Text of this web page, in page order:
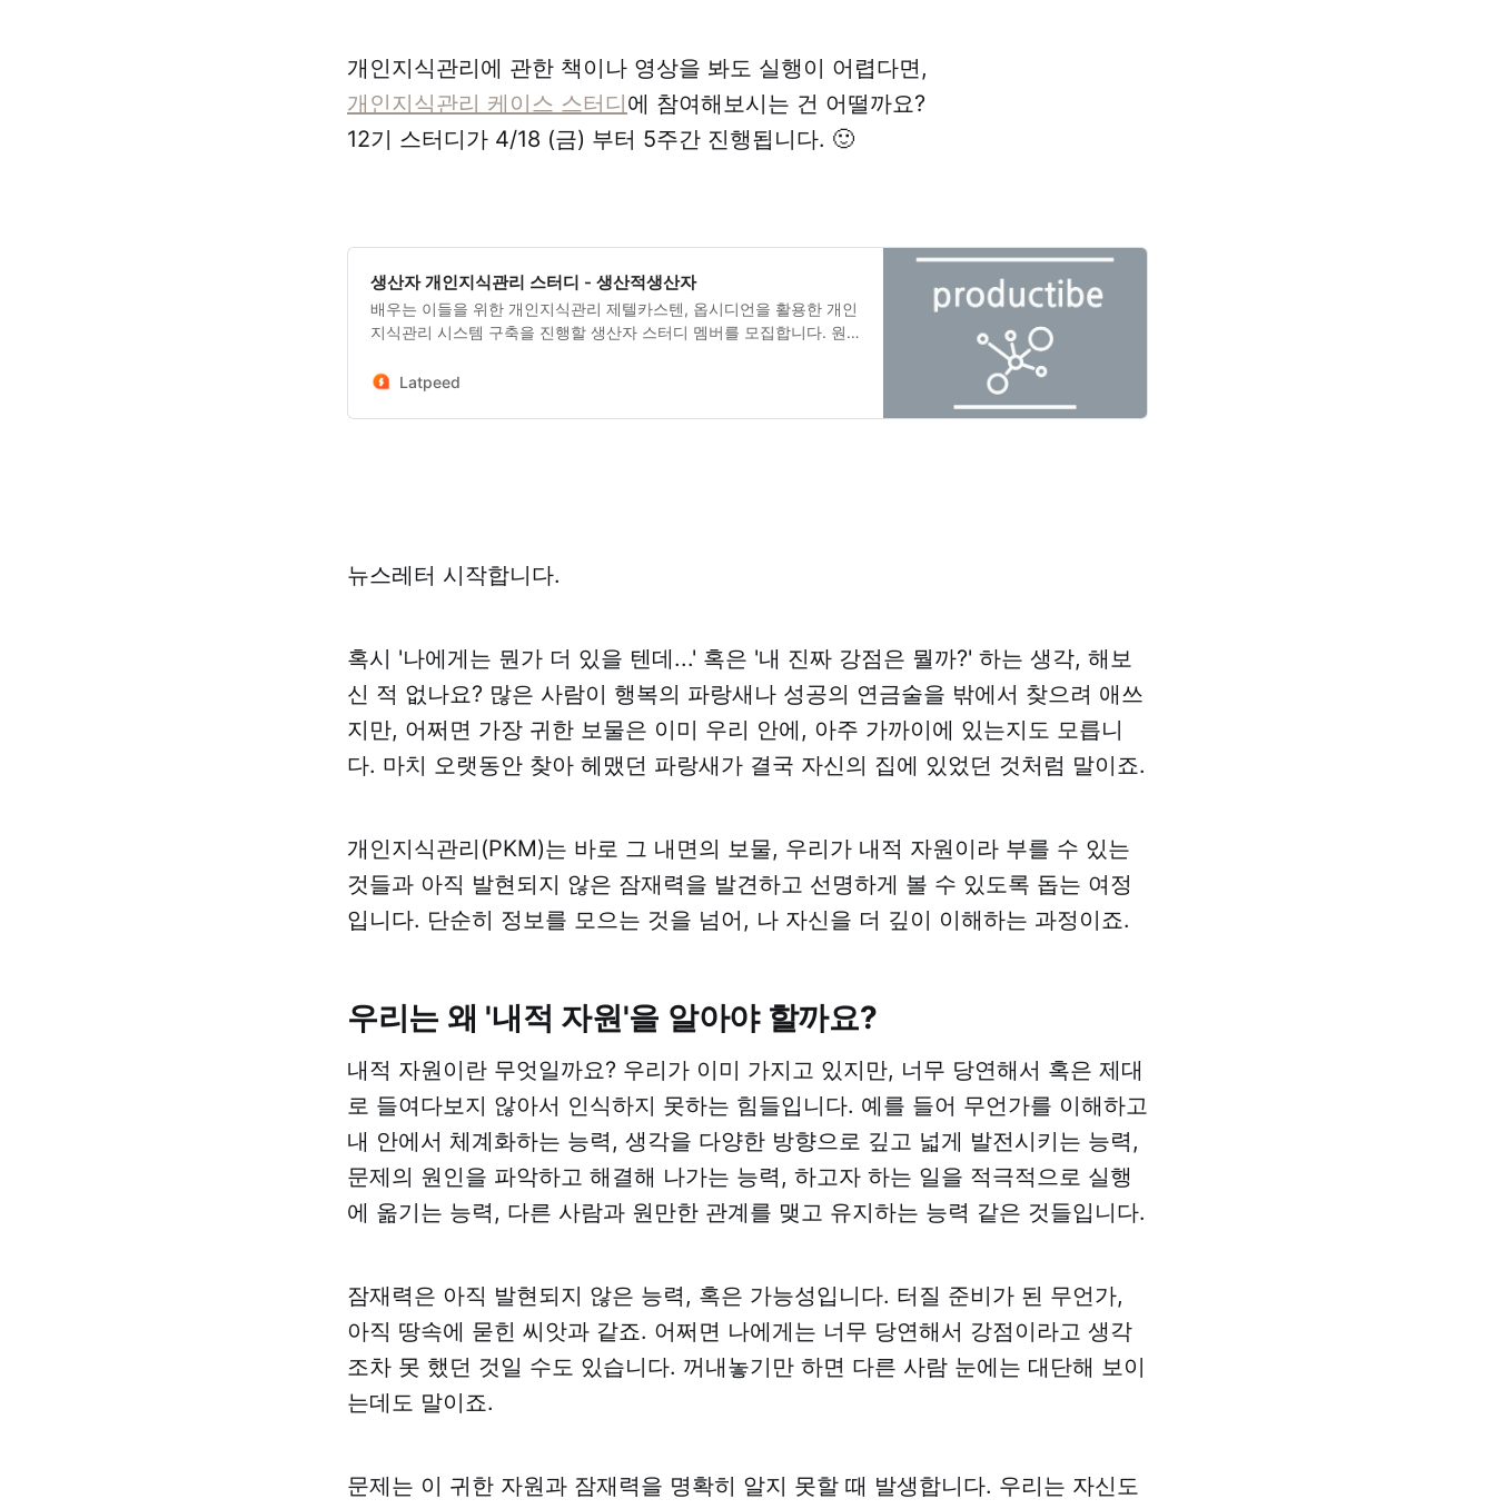
개인지식관리에 관한 책이나 영상을 봐도 실행이 어렵다면,
개인지식관리 케이스 스터디에 참여해보시는 건 어떨까요?
12기 스터디가 4/18 (금) 부터 5주간 진행됩니다. 🙂
생산자 개인지식관리 스터디 - 생산적생산자
배우는 이들을 위한 개인지식관리 제텔카스텐, 옵시디언을 활용한 개인
지식관리 시스템 구축을 진행할 생산자 스터디 멤버를 모집합니다. 원
만들어야 합니다. 사실… 혼자서는 하기 힘듭니다. 함께 할 동료가 필요
여러분
Latpeed
뉴스레터 시작합니다.
혹시 '나에게는 뭔가 더 있을 텐데...' 혹은 '내 진짜 강점은 뭘까?' 하는 생각, 해보
신 적 없나요? 많은 사람이 행복의 파랑새나 성공의 연금술을 밖에서 찾으려 애쓰
지만, 어쩌면 가장 귀한 보물은 이미 우리 안에, 아주 가까이에 있는지도 모릅니
다. 마치 오랫동안 찾아 헤맸던 파랑새가 결국 자신의 집에 있었던 것처럼 말이죠.
개인지식관리(PKM)는 바로 그 내면의 보물, 우리가 내적 자원이라 부를 수 있는
것들과 아직 발현되지 않은 잠재력을 발견하고 선명하게 볼 수 있도록 돕는 여정
입니다. 단순히 정보를 모으는 것을 넘어, 나 자신을 더 깊이 이해하는 과정이죠.
우리는 왜 '내적 자원'을 알아야 할까요?
내적 자원이란 무엇일까요? 우리가 이미 가지고 있지만, 너무 당연해서 혹은 제대
로 들여다보지 않아서 인식하지 못하는 힘들입니다. 예를 들어 무언가를 이해하고
내 안에서 체계화하는 능력, 생각을 다양한 방향으로 깊고 넓게 발전시키는 능력,
문제의 원인을 파악하고 해결해 나가는 능력, 하고자 하는 일을 적극적으로 실행
에 옮기는 능력, 다른 사람과 원만한 관계를 맺고 유지하는 능력 같은 것들입니다.
잠재력은 아직 발현되지 않은 능력, 혹은 가능성입니다. 터질 준비가 된 무언가,
아직 땅속에 묻힌 씨앗과 같죠. 어쩌면 나에게는 너무 당연해서 강점이라고 생각
조차 못 했던 것일 수도 있습니다. 꺼내놓기만 하면 다른 사람 눈에는 대단해 보이
는데도 말이죠.
문제는 이 귀한 자원과 잠재력을 명확히 알지 못할 때 발생합니다. 우리는 자신도